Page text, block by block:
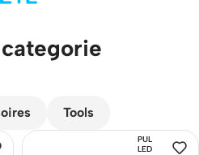
Tools
PUL
LED